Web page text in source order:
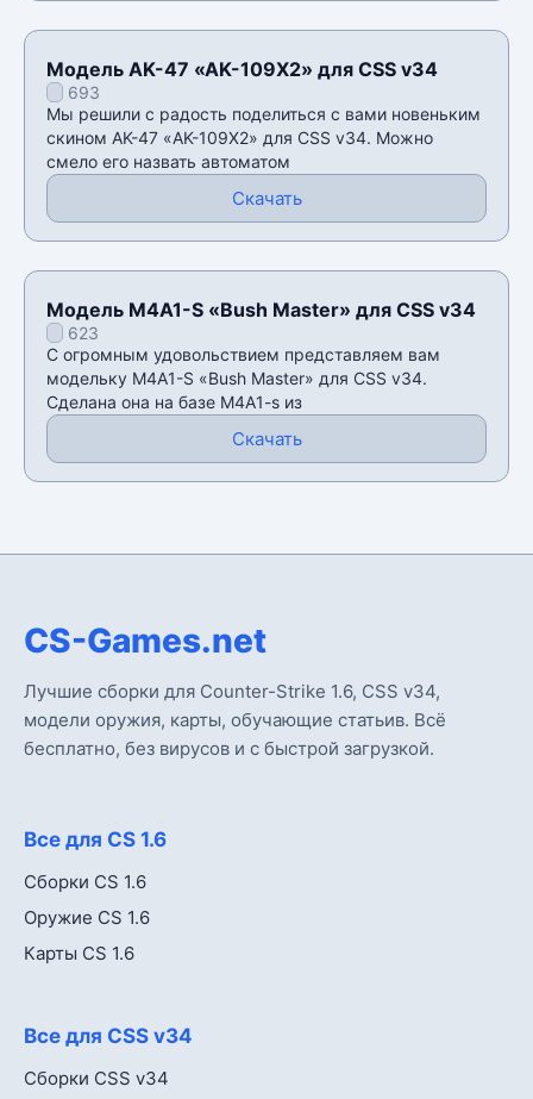
Модель AK-47 «AK-109X2» для CSS v34
693
Мы решили с радость поделиться с вами новеньким
скином AK-47 «AK-109X2» для CSS v34. Можно
смело его назвать автоматом
Скачать
Модель M4A1-S «Bush Master» для CSS v34
623
С огромным удовольствием представляем вам
модельку M4A1-S «Bush Master» для CSS v34.
Сделана она на базе M4A1-s из
Скачать
CS-Games.net
Лучшие сборки для Counter-Strike 1.6, CSS v34,
модели оружия, карты, обучающие статьив. Всё
бесплатно, без вирусов и с быстрой загрузкой.
Все для CS 1.6
Сборки CS 1.6
Оружие CS 1.6
Карты CS 1.6
Все для CSS v34
Сборки CSS v34